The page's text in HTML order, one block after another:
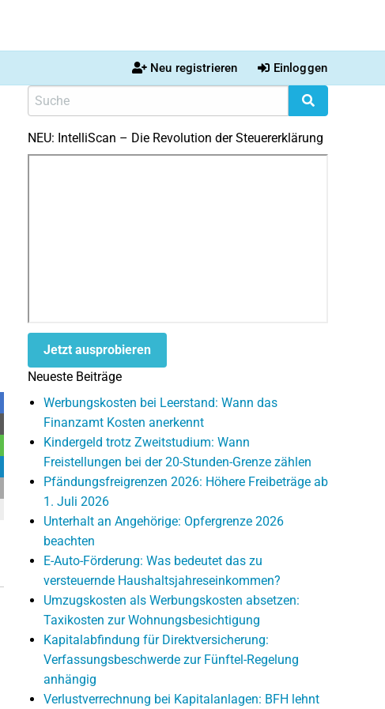
Neu registrieren Einloggen
NEU: IntelliScan – Die Revolution der Steuererklärung
Jetzt ausprobieren
Neueste Beiträge
Werbungskosten bei Leerstand: Wann das
Finanzamt Kosten anerkennt
Kindergeld trotz Zweitstudium: Wann
Freistellungen bei der 20-Stunden-Grenze zählen
Pfändungsfreigrenzen 2026: Höhere Freibeträge ab
1. Juli 2026
Unterhalt an Angehörige: Opfergrenze 2026
beachten
E-Auto-Förderung: Was bedeutet das zu
versteuernde Haushaltsjahreseinkommen?
Umzugskosten als Werbungskosten absetzen:
Taxikosten zur Wohnungsbesichtigung
Kapitalabfindung für Direktversicherung:
Verfassungsbeschwerde zur Fünftel-Regelung
anhängig
Verlustverrechnung bei Kapitalanlagen: BFH lehnt